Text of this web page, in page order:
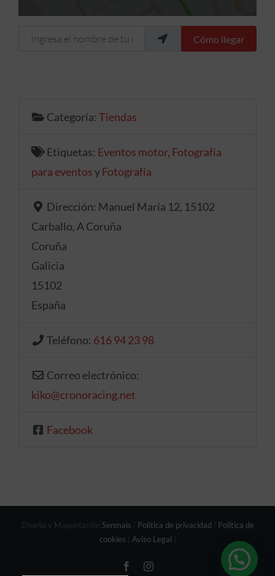
Ingresa el nombre de tu ubicación Cómo llegar
Categoría:Tiendas
Etiquetas: Eventos motor, Fotografía
para eventosyFotografía
Dirección: Manuel María 12, 15102
Carballo, A Coruña
Coruña
Galicia
15102
España
Teléfono: 616 94 23 98
Correo electrónico:
kiko@cronoracing.net
Facebook
Diseño y Maquetación Senmais Política de privacidad
Política de
cookies
Aviso Legal
FacebookInstagram